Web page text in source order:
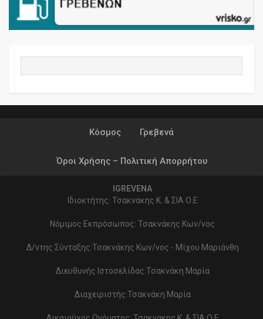
Κόσμος Γρεβενά
Όροι Χρήσης – Πολιτική Απορρήτου
IGREVENA
Ιδιοκτήτης: Τσακνακης Κ. & ΣΙΑ Ο.Ε
Νόμιμος Εκπρόσωπος: Τσακνάκης Κων/νος
Δ/ντης Σύνταξης:Τσακνάκης Κων/νος - Μίχου Μαριάνθη
Διευθυνής Ιστοσελίδας:Τσακνάκη Μαρία
Διαχειριστής:Τσακνάκη Μαρία